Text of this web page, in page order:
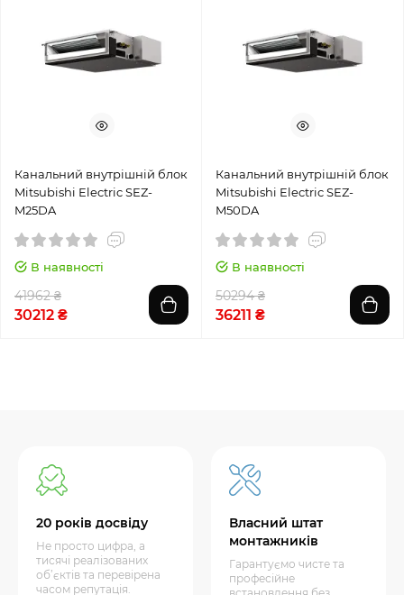
Канальний внутрішній блок
Mitsubishi Electric SEZ-
M25DA
В наявності
41962 ₴
30212 ₴
Канальний внутрішній блок
Mitsubishi Electric SEZ-
M50DA
В наявності
50294 ₴
36211 ₴
20 років досвіду
Не просто цифра, а
тисячі реалізованих
об’єктів та перевірена
часом репутація.
Власний штат
монтажників
Гарантуємо чисте та
професійне